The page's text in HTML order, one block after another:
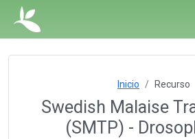
Inicio Recurso
Swedish Malaise
(SMTP) -